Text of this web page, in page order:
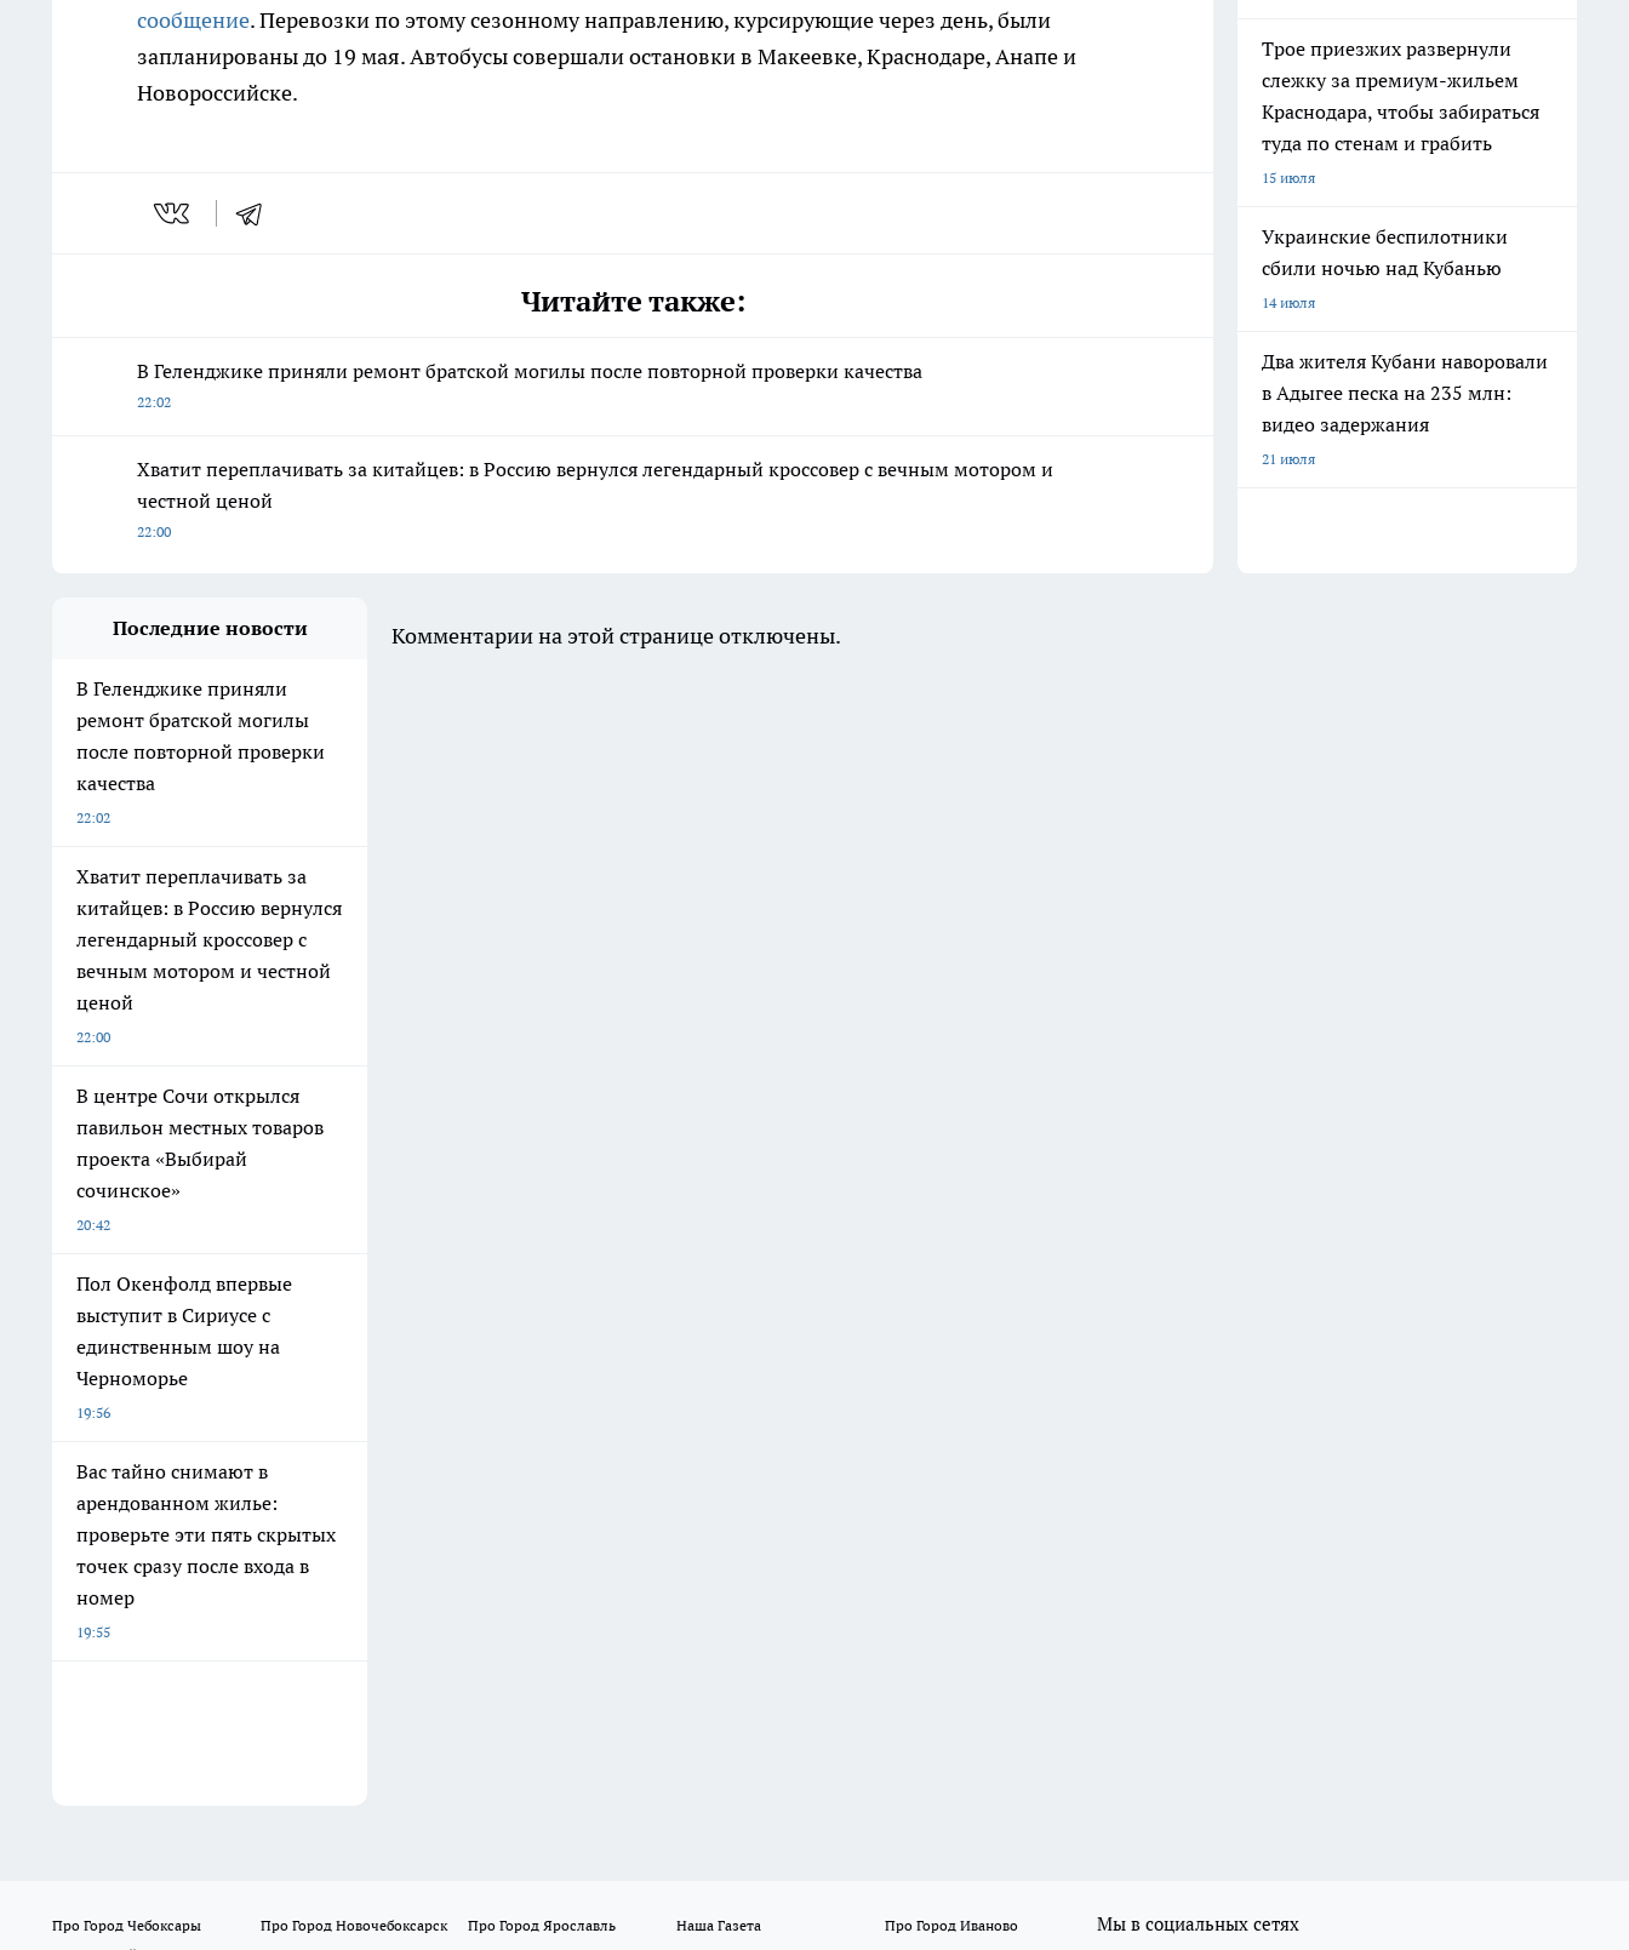
сообщение. Перевозки по этому сезонному направлению, курсирующие через день, были
запланированы до 19 мая. Автобусы совершали остановки в Макеевке, Краснодаре, Анапе и
Новороссийске.
Читайте также:
В Геленджике приняли ремонт братской могилы после повторной проверки качества
22:02
Хватит переплачивать за китайцев: в Россию вернулся легендарный кроссовер с вечным мотором и
честной ценой
22:00
Трое приезжих развернули
слежку за премиум-жильем
Краснодара, чтобы забираться
туда по стенам и грабить
15 июля
Украинские беспилотники
сбили ночью над Кубанью
14 июля
Два жителя Кубани наворовали
в Адыгее песка на 235 млн:
видео задержания
21 июля
Последние новости
В Геленджике приняли
ремонт братской могилы
после повторной проверки
качества
22:02
Хватит переплачивать за
китайцев: в Россию вернулся
легендарный кроссовер с
вечным мотором и честной
ценой
22:00
В центре Сочи открылся
павильон местных товаров
проекта «Выбирай
сочинское»
20:42
Пол Окенфолд впервые
выступит в Сириусе с
единственным шоу на
Черноморье
19:56
Вас тайно снимают в
арендованном жилье:
проверьте эти пять скрытых
точек сразу после входа в
номер
19:55
Комментарии на этой странице отключены.
Про Город Чебоксары Про Город Новочебоксарск Про Город Ярославль Наша Газета
Про Город Иваново
Мы в социальных сетях